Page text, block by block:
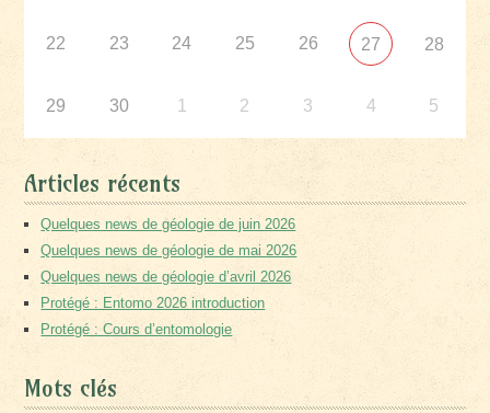
22 23 24 25 26 27 28
29 30 1 2 3 4 5
Articles récents
Quelques news de géologie de juin 2026
Quelques news de géologie de mai 2026
Quelques news de géologie d’avril 2026
Protégé : Entomo 2026 introduction
Protégé : Cours d’entomologie
Mots clés